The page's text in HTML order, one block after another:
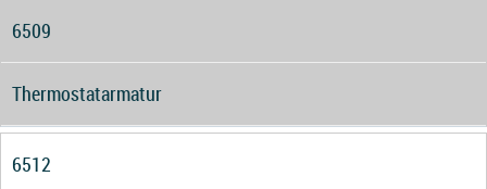
6509
Thermostatarmatur
6512